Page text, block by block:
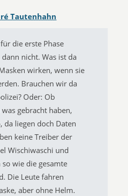
Tautenhahn
die erste Phase
nicht. Was ist da
wirken, wenn sie
Brauchen wir da
Oder: Ob
gebracht haben,
da liegen doch Daten
keine Treiber der
Wischiwaschi und
wie die gesamte
Die Leute fahren
aber ohne Helm.